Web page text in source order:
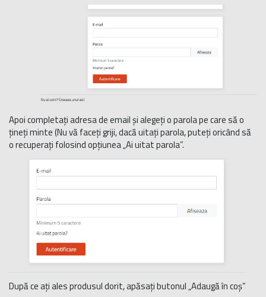
Apoi completați adresa de email și alegeți o parola pe care să o
țineți minte (Nu vă faceți griji, dacă uitați parola, puteți oricând să
o recuperați folosind opțiunea „Ai uitat parola”.
După ce ați ales produsul dorit, apăsați butonul „Adaugă în coș”